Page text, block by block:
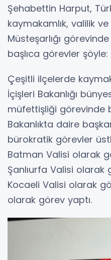
Şehabettin Harput,
kaymakamlık, valilik ve
Müsteşarlığı
başlıca görevler şöyle:
Çeşitli ilçelerde
İçişleri Bakanlığı
müfettişliği görevinde
Bakanlıkta daire
bürokratik görevler
Batman Valisi olarak
Şanlıurfa Valisi olarak
Kocaeli Valisi olarak
olarak görev yaptı.